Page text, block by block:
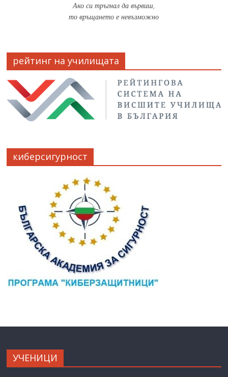
Ако си тръгнал да вървиш,
то връщането е невъзможно
рейтинг на училищата
киберсигурност
УЧЕНИЦИ